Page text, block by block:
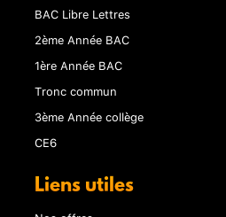
BAC Libre Lettres
2ème Année BAC
1ère Année BAC
Tronc commun
3ème Année collège
CE6
Liens utiles